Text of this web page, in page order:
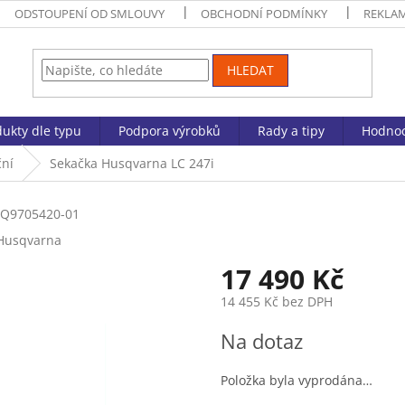
ODSTOUPENÍ OD SMLOUVY OBCHODNÍ PODMÍNKY
HLEDAT
dle typu Podpora výrobků Rady a tipy
Sekačka Husqvarna LC 247i
01
17 490 Kč
14 455 Kč bez DPH
cena:
Na dotaz
Položka byla vyprodána…